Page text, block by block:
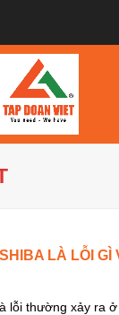
LÀ LỖI GÌ
lỗi thường xảy ra